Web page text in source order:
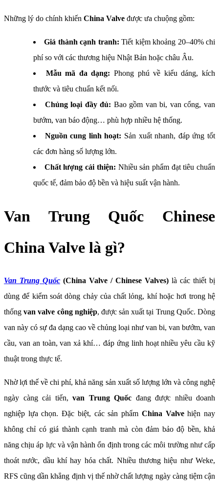
Những lý do chính khiến China Valve được ưa chuộng gồm:
Giá thành cạnh tranh: Tiết kiệm khoảng 20–40% chi
phí so với các thương hiệu Nhật Bản hoặc châu Âu.
Mẫu mã đa dạng: Phong phú về kiểu dáng, kích
thước và tiêu chuẩn kết nối.
Chủng loại đầy đủ: Bao gồm van bi, van cổng, van
bướm, van báo động… phù hợp nhiều hệ thống.
Nguồn cung linh hoạt: Sản xuất nhanh, đáp ứng tốt
các đơn hàng số lượng lớn.
Chất lượng cải thiện: Nhiều sản phẩm đạt tiêu chuẩn
quốc tế, đảm bảo độ bền và hiệu suất vận hành.
Van Trung Quốc Chinese
China Valve là gì?
Van Trung Quốc (China Valve / Chinese Valves) là các thiết bị
dùng để kiểm soát dòng chảy của chất lỏng, khí hoặc hơi trong hệ
thốngvan valve công nghiệp, được sản xuất tại Trung Quốc. Dòng
van này có sự đa dạng cao về chủng loại như van bi, van bướm, van
cầu, van an toàn, van xả khí… đáp ứng linh hoạt nhiều yêu cầu kỹ
thuật trong thực tế.
Nhờ lợi thế về chi phí, khả năng sản xuất số lượng lớn và công nghệ
ngày càng cải tiến, van Trung Quốc đang được nhiều doanh
nghiệp lựa chọn. Đặc biệt, các sản phẩm China Valvehiện nay
không chỉ có giá thành cạnh tranh mà còn đảm bảo độ bền, khả
năng chịu áp lực và vận hành ổn định trong các môi trường như cấp
thoát nước, dầu khí hay hóa chất. Nhiều thương hiệu như Weke,
RFS cũng dần khẳng định vị thế nhờ chất lượng ngày càng tiệm cận